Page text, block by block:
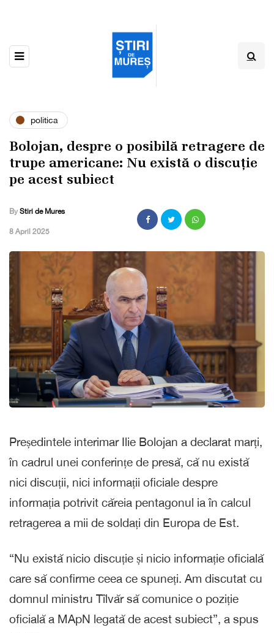
politica
Bolojan, despre o posibilă retragere de
trupe americane: Nu există o discuție
pe acest subiect
By Stiri de Mures
,8 April 2025
Președintele interimar Ilie Bolojan a declarat marți,
în cadrul unei conferințe de presă, că nu există
nici discuții, nici informații oficiale despre
informația potrivit căreia pentagonul ia în calcul
retragerea a mii de soldați din Europa de Est.
“Nu există nicio discuție și nicio informație oficială
care să confirme ceea ce spuneți. Am discutat cu
domnul ministru Tîlvăr să comunice o poziție
oficială a MApN legată de acest subiect”, a spus